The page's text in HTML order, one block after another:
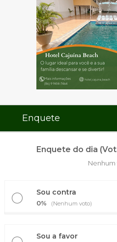
Enquete
Enquete do dia
Sou contra
0% (Nenhum voto)
Sou a favor